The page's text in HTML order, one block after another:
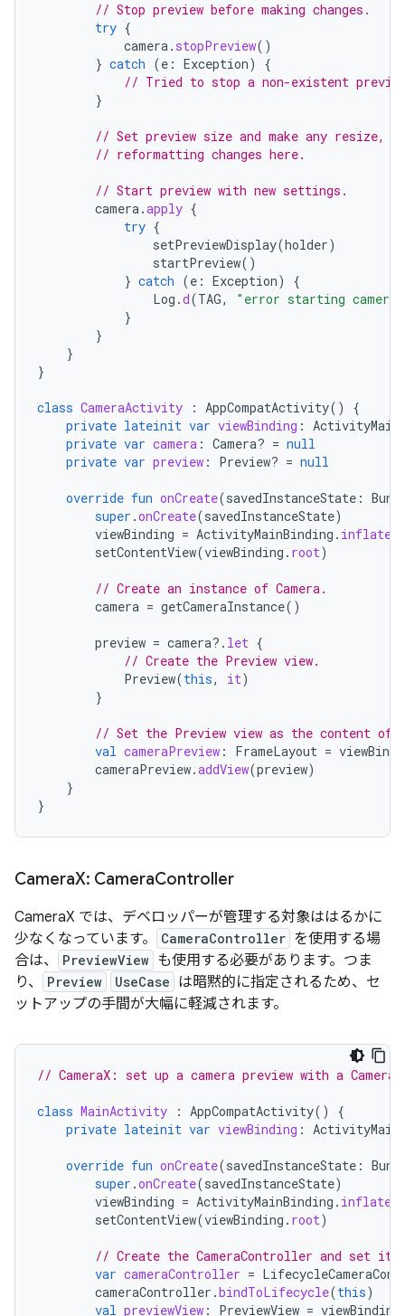
// Stop preview before making changes.
try {
camera. stopPreview()
} catch (e : Exception)
{
// Tried to stop a non-existent
}
// Set preview size and make any resize,
// reformatting changes here.
// Start preview with new settings.
camera.apply {
try {
setPreviewDisplay(holder)
startPreview()
} catch (e : Exception)
{
Log .d(TAG,
"error starting camera
}
}
}
}
class CameraActivity : AppCompatActivity()
{
private lateinit var viewBinding :
private var camera : Camera? = null
private var preview : Preview? = null
override fun onCreate(savedInstanceState :
super .onCreate(savedInstanceState)
viewBinding = ActivityMainBinding . inflate
setContentView(viewBinding . root)
// Create an instance of Camera.
camera = getCameraInstance()
preview = camera?. let {
// Create the Preview view.
Preview(this, it)
}
// Set the Preview view as the content
val cameraPreview : FrameLayout =
cameraPreview.addView(preview)
}
}
CameraX: CameraController
CameraX では、デベロッパーが管理する対象ははるかに
少なくなっています。
CameraController を使用する場
合は、
PreviewView も使用する必要があります。つま
り、
Preview UseCase は暗黙的に指定されるため、セ
ットアップの手間が大幅に軽減されます。
// CameraX: set up a camera preview with a
class MainActivity : AppCompatActivity()
{
private lateinit var viewBinding :
override fun onCreate(savedInstanceState :
super .onCreate(savedInstanceState)
viewBinding = ActivityMainBinding . inflate
setContentView(viewBinding . root)
// Create the CameraController and set it
var cameraController =
cameraController .bindToLifecycle(this)
val previewView : PreviewView = viewBinding